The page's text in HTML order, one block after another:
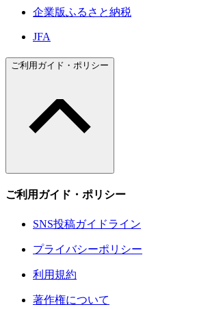
企業版ふるさと納税
JFA
ご利用ガイド・ポリシー
ご利用ガイド・ポリシー
SNS投稿ガイドライン
プライバシーポリシー
利用規約
著作権について